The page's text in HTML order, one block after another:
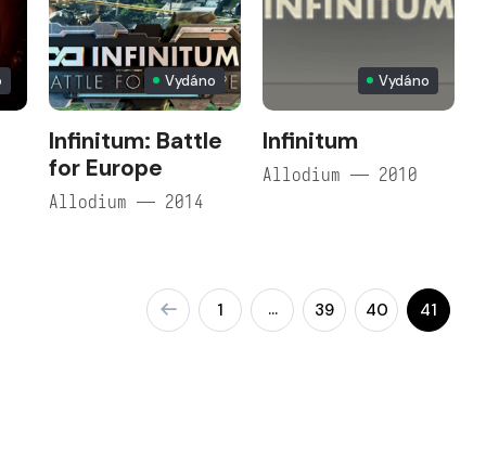
Vydáno
Infinitum: Battle
for Europe
Allodium — 2014
Vydáno
Infinitum
Allodium — 2010
1 … 39 40 41